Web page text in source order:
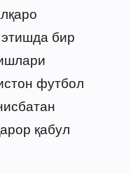
бир
футбол
қабул